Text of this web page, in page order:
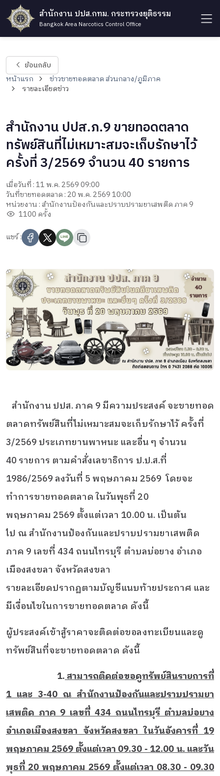
สำนักงาน ปปส.กทม. กระทรวงยุติธรรม
Bangkok Area Narcotics Control Office
ย้อนกลับ
หน้าแรก
ข่าวขายทอดตลาด ส่วนกลาง/ภูมิภาค
รายละเอียดข่าว
สำนักงาน ปปส.ภ.9 ขายทอดตลาด
ทรัพย์สินที่ไม่เหมาะสมจะเก็บรักษาไว้
ครั้งที่ 3/2569 จำนวน 40 รายการ
เมื่อวันที่ : 11 พ.ค. 2569 09:00
วันที่ขายทอดตลาด : 20 พ.ค. 2569 10:00
หน่วยงาน : สำนักงานป้องกันและปราบปรามยาเสพติด ภาค 9
1100 ครั้ง
แชร์ :
สำนักงาน ปปส. ภาค 9 มีความประสงค์ จะขายทอด
ตลาดทรัพย์สินที่ไม่เหมาะสมจะเก็บรักษาไว้ ครั้งที่
3/2569 ประเภทยานพาหนะ และอื่น ๆ จำนวน
40 รายการ ตามคำสั่งเลขาธิการ ป.ป.ส.ที่
1986/2569 ลงวันที่ 5 พฤษภาคม 2569 โดยจะ
ทำการขายทอดตลาด ในวันพุธที่ 20
พฤษภาคม 2569 ตั้งแต่เวลา 10.00 น. เป็นต้น
ไป ณ สำนักงานป้องกันและปราบปรามยาเสพติด
ภาค 9 เลขที่ 434 ถนนไทรบุรี ตำบลบ่อยาง อำเภอ
เมืองสงขลา จังหวัดสงขลา
รายละเอียดปรากฏตามบัญชีแนบท้ายประกาศ และ
มีเงื่อนไขในการขายทอดตลาด ดังนี้
ผู้ประสงค์เข้าสู้ราคาจะติดต่อขอลงทะเบียนและดู
ทรัพย์สินที่จะขายทอดตลาด ดังนี้
1.สามารถติดต่อขอดูทรัพย์สินรายการที่
1 และ 3-40 ณ สำนักงานป้องกันและปราบปรามยา
เสพติด ภาค 9 เลขที่ 434 ถนนไทรบุรี ตำบลบ่อยาง
อำเภอเมืองสงขลา จังหวัดสงขลา ในวันอังคารที่ 19
พฤษภาคม 2569 ตั้งแต่เวลา 09.30 - 12.00 น. และวัน
พุธที่ 20 พฤษภาคม 2569 ตั้งแต่เวลา 08.30 - 09.30